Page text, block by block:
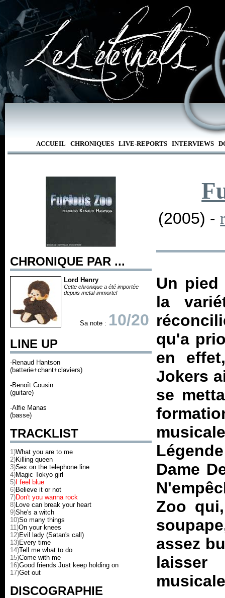
ACCUEIL CHRONIQUES LIVE-REPORTS INTERVIEWS
CHRONIQUE PAR ...
Lord Henry
Cette chronique a été importée
depuis metal-immortel
Sa note : 10/20
LINE UP
-Renaud Hantson
(batterie+chant+claviers)
-Benoît Cousin
(guitare)
-Alfie Manas
(basse)
TRACKLIST
1)What you are to me
2)Killing queen
3)Sex on the telephone line
4)Magic Tokyo girl
5) I feel blue
6)Believe it or not
7)Don't you wanna rock
8)Love can break your heart
9)She's a witch
10)So many things
11)On your knees
12)Evil lady (Satan's call)
13)Every time
14)Tell me what to do
15)Come with me
16)Good friends Just keep holding on
17)Get out
DISCOGRAPHIE
(2005) -
Un pied
la
qu'a
en
Jokers
se
Dame
Zoo
assez